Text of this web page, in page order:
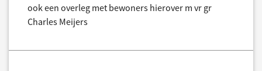
ook een overleg met bewoners hierover m vr gr
Charles Meijers